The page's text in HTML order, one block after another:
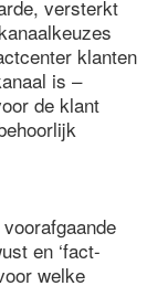
versterkt
klanten
is –
de klant
en ‘fact-
welke